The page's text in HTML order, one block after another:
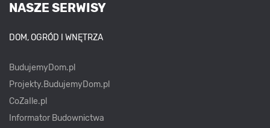
NASZE SERWISY
DOM, OGRÓD I WNĘTRZA
BudujemyDom.pl
Projekty.BudujemyDom.pl
CoZaIle.pl
Informator Budownictwa